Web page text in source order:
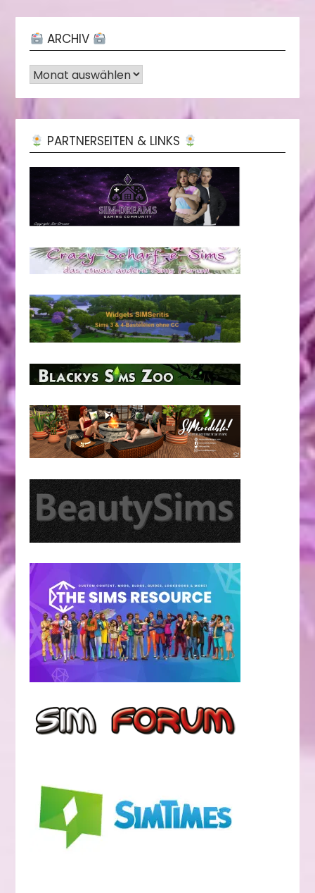
ARCHIV
Archiv
PARTNERSEITEN & LINKS